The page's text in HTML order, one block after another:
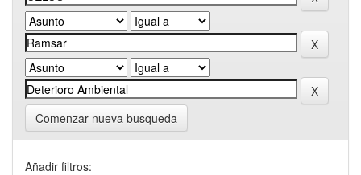
Comenzar nueva busqueda
Añadir filtros: